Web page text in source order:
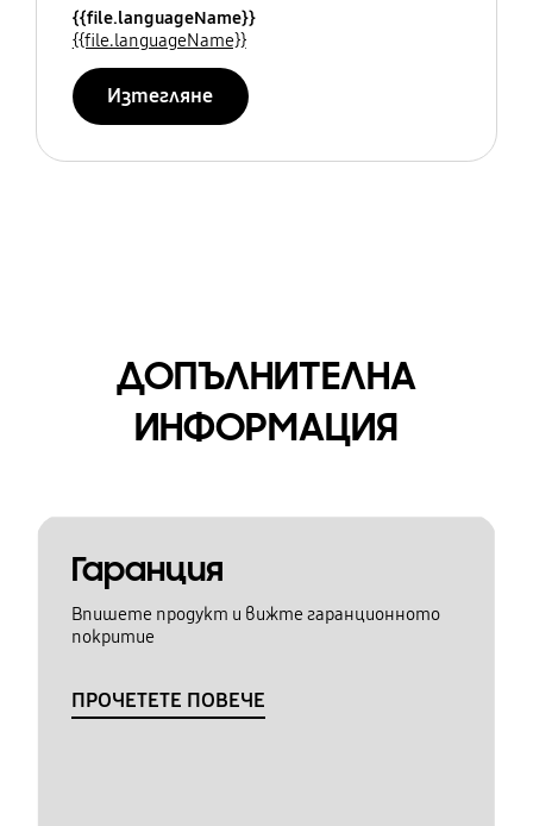
{{file.languageName}}
{{file.languageName}}
Изтегляне
ДОПЪЛНИТЕЛНА
ИНФОРМАЦИЯ
Гаранция
Впишете продукт и вижте гаранционното
покритие
ПРОЧЕТЕТЕ ПОВЕЧЕ